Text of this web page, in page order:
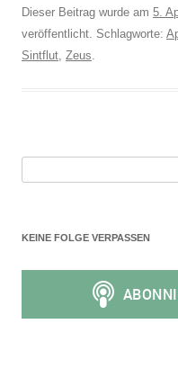
Dieser Beitrag wurde am 5.
veröffentlicht. Schlagworte:
Sintflut, Zeus.
KEINE FOLGE VERPASSEN